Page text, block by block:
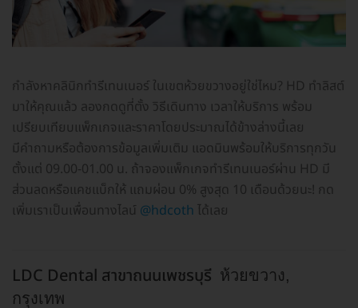
กำลังหาคลินิกทำรีเทนเนอร์ ในเขตห้วยขวางอยู่ใช่ไหม? HD ทำลิสต์
มาให้คุณแล้ว ลองกดดูที่ตั้ง วิธีเดินทาง เวลาให้บริการ พร้อม
เปรียบเทียบแพ็กเกจและราคาโดยประมาณได้ข้างล่างนี้เลย
มีคำถามหรือต้องการข้อมูลเพิ่มเติม แอดมินพร้อมให้บริการทุกวัน
ตั้งแต่ 09.00-01.00 น. ถ้าจองแพ็กเกจทำรีเทนเนอร์ผ่าน HD มี
ส่วนลดหรือแคชแบ็กให้ แถมผ่อน 0% สูงสุด 10 เดือนด้วยนะ! กด
เพิ่มเราเป็นเพื่อนทางไลน์ @hdcoth ได้เลย
LDC Dental สาขาถนนเพชรบุรี ห้วยขวาง,
กรุงเทพ